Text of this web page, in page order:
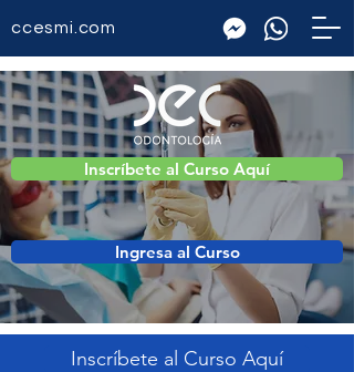
ccesmi.com
Inscríbete al Curso Aquí
Ingresa al Curso
Inscríbete al Curso Aquí